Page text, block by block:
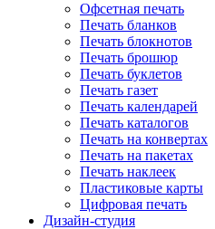
Офсетная печать
Печать бланков
Печать блокнотов
Печать брошюр
Печать буклетов
Печать газет
Печать календарей
Печать каталогов
Печать на конвертах
Печать на пакетах
Печать наклеек
Пластиковые карты
Цифровая печать
Дизайн-студия